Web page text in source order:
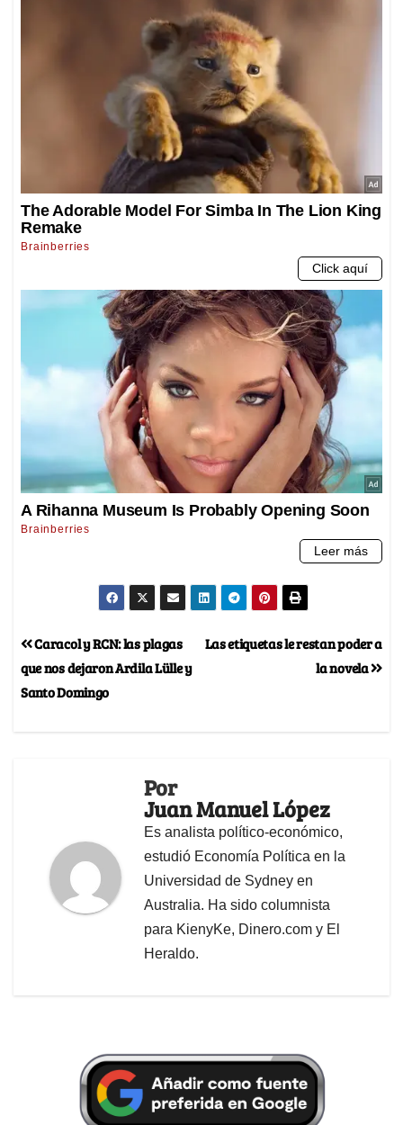
Las etiquetas le restan poder a
la novela
Caracol y RCN: las plagas
que nos dejaron Ardila Lülle y
Santo Domingo
Por
Juan Manuel López
Es analista político-económico,
estudió Economía Política en la
Universidad de Sydney en
Australia. Ha sido columnista
para KienyKe, Dinero.com y El
Heraldo.